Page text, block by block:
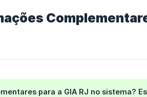
para a GIA RJ no sistema?